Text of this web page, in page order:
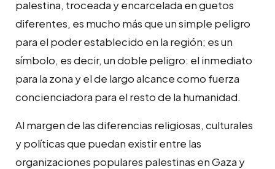
palestina, troceada y encarcelada en guetos
diferentes, es mucho más que un simple peligro
para el poder establecido en la región; es un
símbolo, es decir, un doble peligro: el inmediato
para la zona y el de largo alcance como fuerza
concienciadora para el resto de la humanidad.
Al margen de las diferencias religiosas, culturales
y políticas que puedan existir entre las
organizaciones populares palestinas en Gaza y